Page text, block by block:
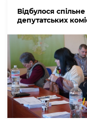
Відбулося
депутатських